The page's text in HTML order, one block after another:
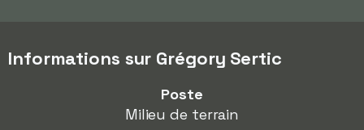
Informations sur Grégory Sertic
Poste
Milieu de terrain